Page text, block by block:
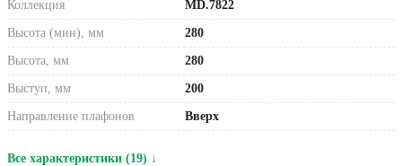
Коллекция MD.7822
Высота (мин), мм 280
Высота, мм 280
Выступ, мм 200
Направление плафонов Вверх
Все характеристики (19) ↓